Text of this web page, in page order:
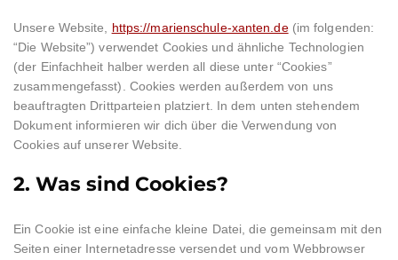
Unsere Website, https://marienschule-xanten.de(im folgenden:
“Die Website”) verwendet Cookies und ähnliche Technologien
(der Einfachheit halber werden all diese unter “Cookies”
zusammengefasst). Cookies werden außerdem von uns
beauftragten Drittparteien platziert. In dem unten stehendem
Dokument informieren wir dich über die Verwendung von
Cookies auf unserer Website.
2. Was sind Cookies?
Ein Cookie ist eine einfache kleine Datei, die gemeinsam mit den
Seiten einer Internetadresse versendet und vom Webbrowser